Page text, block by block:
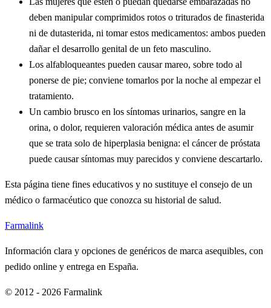
deben manipular comprimidos rotos o triturados de finasterida
ni de dutasterida, ni tomar estos medicamentos: ambos pueden
dañar el desarrollo genital de un feto masculino.
Los alfabloqueantes pueden causar mareo, sobre todo al
ponerse de pie; conviene tomarlos por la noche al empezar el
tratamiento.
Un cambio brusco en los síntomas urinarios, sangre en la
orina, o dolor, requieren valoración médica antes de asumir
que se trata solo de hiperplasia benigna: el cáncer de próstata
puede causar síntomas muy parecidos y conviene descartarlo.
Esta página tiene fines educativos y no sustituye el consejo de un
médico o farmacéutico que conozca su historial de salud.
Farmalink
Información clara y opciones de genéricos de marca asequibles, con
pedido online y entrega en España.
© 2012 - 2026 Farmalink